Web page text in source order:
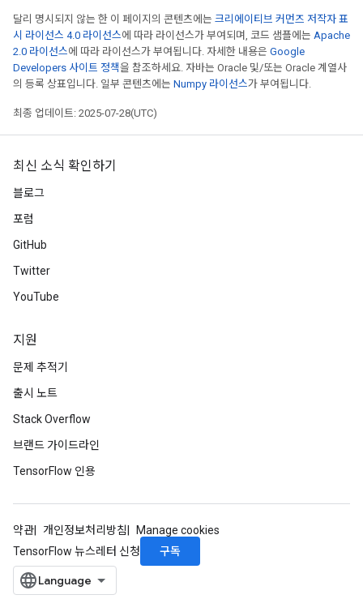
달리 명시되지 않는 한 이 페이지의 콘텐츠에는 크리에이티브 커먼즈 저작자 표
시 라이선스 4.0 라이선스에 따라 라이선스가 부여되며, 코드 샘플에는 Apache
2.0 라이선스에 따라 라이선스가 부여됩니다. 자세한 내용은 Google
Developers 사이트 정책을 참조하세요. 자바는 Oracle 및/또는 Oracle 계열사
의 등록 상표입니다. 일부 콘텐츠에는 Numpy 라이선스가 부여됩니다.
최종 업데이트: 2025-07-28(UTC)
최신 소식 확인하기
블로그
포럼
GitHub
Twitter
YouTube
지원
문제 추적기
출시 노트
Stack Overflow
브랜드 가이드라인
TensorFlow 인용
약관 개인정보처리방침
Manage cookies
TensorFlow 뉴스레터 신청
구독